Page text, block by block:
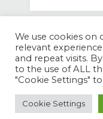
We use cookies
relevant
and repeat visits.
to the use of ALL
"Cookie Settings"
Cookie Settings